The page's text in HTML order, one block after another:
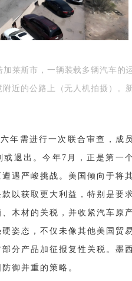
莱斯市，一辆装载多辆汽车的
近的公路上（无人机拍摄）。
年需进行一次联合审查，成
或退出。今年7月，正是第一
遇严峻挑战。美国倾向于将
以获取更大利益，特别是要
木材的关税，并收紧汽车原
姿态，不仅未像其他美国贸
分产品加征报复性关税。墨
御并重的策略。